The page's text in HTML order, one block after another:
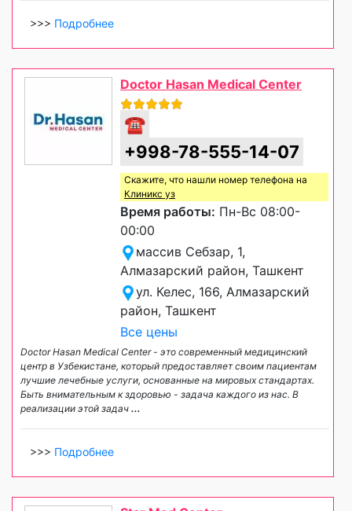
>>> Подробнее
Doctor Hasan Medical Center
☎
+998-78-555-14-07
Скажите, что нашли номер телефона на
Клиникс уз
Время работы: Пн-Вс 08:00-
00:00
массив Себзар, 1,
Алмазарский район, Ташкент
ул. Келес, 166, Алмазарский
район, Ташкент
Все цены
Doctor Hasan Medical Center - это современный медицинский
центр в Узбекистане, который предоставляет своим пациентам
лучшие лечебные услуги, основанные на мировых стандартах.
Быть внимательным к здоровью - задача каждого из нас. В
реализации этой задач ...
>>> Подробнее